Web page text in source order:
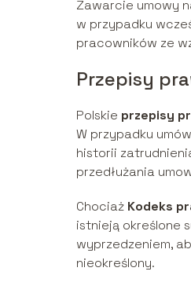
Zawarcie umowy
w przypadku
pracowników ze
Przepisy
Polskie przepisy
W przypadku
historii
przedłużania
Chociaż Kodeks
istnieją określone
wyprzedzeniem,
nieokreślony.